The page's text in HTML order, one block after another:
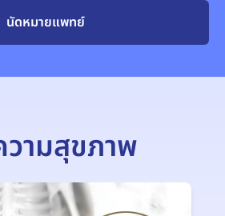
นัดหมายแพทย์
ามสุขภาพ